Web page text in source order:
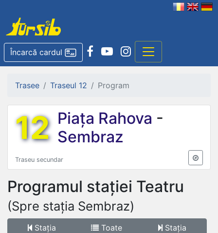
Încarcă cardul
Trasee Traseul 12 Program
12 Piața Rahova -
Sembraz
Traseu secundar
Programul stației Teatru
(Spre stația Sembraz)
Stația
Toate
Stația